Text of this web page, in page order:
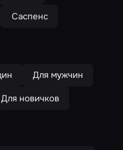
Саспенс
Для мужчин
Для новичков